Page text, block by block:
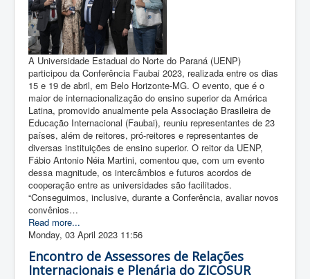
A Universidade Estadual do Norte do Paraná (UENP)
participou da Conferência Faubai 2023, realizada entre os dias
15 e 19 de abril, em Belo Horizonte-MG. O evento, que é o
maior de internacionalização do ensino superior da América
Latina, promovido anualmente pela Associação Brasileira de
Educação Internacional (Faubai), reuniu representantes de 23
países, além de reitores, pró-reitores e representantes de
diversas instituições de ensino superior. O reitor da UENP,
Fábio Antonio Néia Martini, comentou que, com um evento
dessa magnitude, os intercâmbios e futuros acordos de
cooperação entre as universidades são facilitados.
“Conseguimos, inclusive, durante a Conferência, avaliar novos
convênios…
Read more...
Monday, 03 April 2023 11:56
Encontro de Assessores de Relações
Internacionais e Plenária do ZICOSUR